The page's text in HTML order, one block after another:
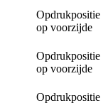
Opdrukpositie
op voorzijde
Opdrukpositie
op voorzijde
Opdrukpositie